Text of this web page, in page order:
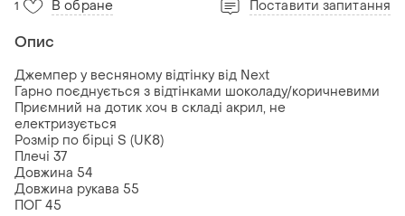
1 В обране Поставити запитання
Опис
Джемпер у весняному відтінку від Next
Гарно поєднується з відтінками шоколаду/коричневими
Приємний на дотик хоч в складі акрил, не
електризується
Розмір по бірці S (UK8)
Плечі 37
Довжина 54
Довжина рукава 55
ПОГ 45